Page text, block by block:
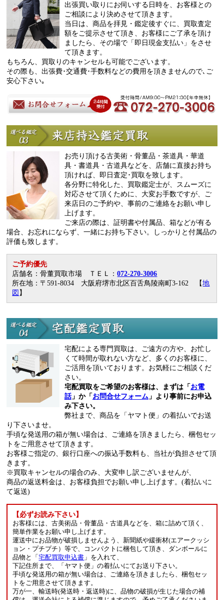
出張買い取りにお伺いする日時を、お客様との
ご相談により決めさせて頂きます。
当日は、商品を拝見・鑑定後すぐに、買取査定
額をご提示させて頂き、お客様にご了承を頂け
ましたら、その場で「即日現金支払い」をさせ
て頂きます。
もちろん、買取りのキャンセルも可能でございます。
その際も、出張費･交通費･手数料などの費用を頂きませんので､ご
安心下さい｡
お売り頂ける古美術・骨董品・茶道具・華道
具・書道具・古道具などを、店舗に直接お持ち
頂ければ、即日査定･買取を致します。
各分野に特化した、買取鑑定士が、スムーズに
対応させて頂くために、大変お手数ですが、ご
来店日のご予約や、事前のご連絡をお願い申し
上げます。
ご来店の際は、証明書や付属品、箱などが有る
場合、お忘れにならず、一緒にお持ち下さい。しっかりと付属品の
評価も致します。
ご予約優先
店舗名：骨董買取市場 ＴＥＬ：072-270-3006
所在地：〒591-8034 大阪府堺市北区百舌鳥陵南町3-162 【地
図 】
宅配による専門買取は、ご遠方の方や、お忙し
くて時間が取れない方など、多くのお客様に、
ご活用を頂いております。お気軽にご相談くだ
さい。
宅配買取をご希望のお客様は、まずは「お電
話」か「お問合せフォーム」より事前にお申込
み下さい。
弊社まで、商品を「ヤマト便」の着払いでお送
り下さいませ。
手頃な発送用の箱が無い場合は、ご連絡を頂きましたら、梱包セッ
トをご用意させて頂きます。
お客様ご指定の、銀行口座への振込手数料も、当社が負担させて頂
きます。
※買取キャンセルの場合のみ、大変申し訳ございませんが、
商品の返送料金は、お客様負担でお願い申し上げます。(着払いに
て返送)
【必ずお読み下さい】
お客様には、古美術品・骨董品・古道具などを、箱に詰めて頂く、
簡単作業をお願い申し上げます。
運送中にお品物が破損しませんよう、新聞紙や緩衝材(エアークッシ
ョン・プチプチ）等で、コンパクトに梱包して頂き、ダンボールに
品物と「宅配買取申込書 」を入れて、
下記住所まで、「ヤマト便」の着払いにてお送り下さい。
手頃な発送用の箱が無い場合は、ご連絡を頂きましたら、梱包セッ
トをご用意させて頂きます。
万が一、輸送時(発送時・返送時)に、品物の破損が生じた場合の補